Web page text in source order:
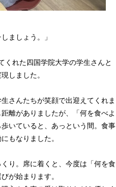
ましょう。」
くれた四国学院大学の学生さんと
しました。
さんたちが笑顔で出迎えてくれま
離がありましたが、「何を食べよ
いていると、あっという間。食事
もなりました。
り。席に着くと、今度は「何を食
が始まります。